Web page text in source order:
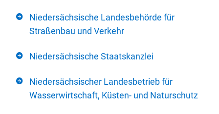
Niedersächsische Landesbehörde für
Straßenbau und Verkehr
Niedersächsische Staatskanzlei
Niedersächsischer Landesbetrieb für
Wasserwirtschaft, Küsten- und Naturschutz